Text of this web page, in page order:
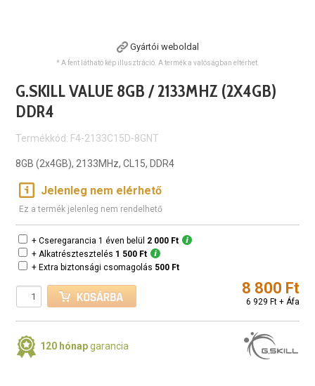
Gyártói weboldal
* A fent látható kép illusztráció. A termék a valóságban eltérhet.
G.SKILL VALUE 8GB / 2133MHZ (2X4GB)
DDR4
Termékkód: F4-2133C15D-8GNT
8GB (2x4GB), 2133MHz, CL15, DDR4
Jelenleg nem elérhető
Ez a termék jelenleg nem rendelhető
+ Cseregarancia 1 éven belül 2 000 Ft
+ Alkatrésztesztelés 1 500 Ft
+ Extra biztonsági csomagolás 500 Ft
8 800 Ft
6 929 Ft + Áfa
120 hónapgarancia